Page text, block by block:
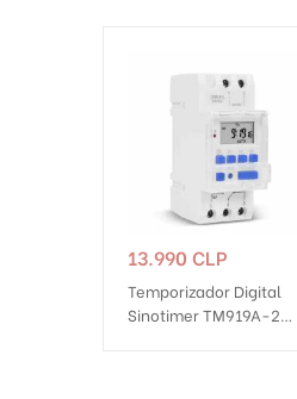
Precio
13.990 CLP
Temporizador Digital
Sinotimer TM919A-2